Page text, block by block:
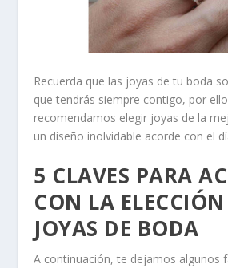
Recuerda que las joyas de tu boda
que tendrás siempre contigo, por
recomendamos elegir joyas de la
un diseño inolvidable acorde con el
5 CLAVES PARA
CON LA
JOYAS DE BODA
A continuación, te dejamos algunos